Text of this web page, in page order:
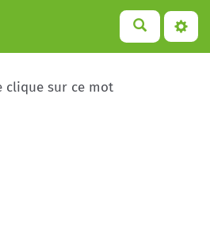
clique sur ce mot